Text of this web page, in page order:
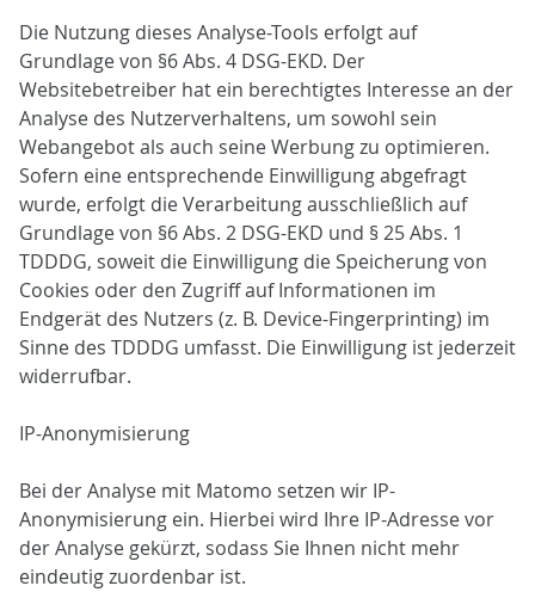
Die Nutzung dieses Analyse-Tools erfolgt auf
Grundlage von §6 Abs. 4 DSG-EKD. Der
Websitebetreiber hat ein berechtigtes Interesse an der
Analyse des Nutzerverhaltens, um sowohl sein
Webangebot als auch seine Werbung zu optimieren.
Sofern eine entsprechende Einwilligung abgefragt
wurde, erfolgt die Verarbeitung ausschließlich auf
Grundlage von §6 Abs. 2 DSG-EKD und § 25 Abs. 1
TDDDG, soweit die Einwilligung die Speicherung von
Cookies oder den Zugriff auf Informationen im
Endgerät des Nutzers (z. B. Device-Fingerprinting) im
Sinne des TDDDG umfasst. Die Einwilligung ist jederzeit
widerrufbar.
IP-Anonymisierung
Bei der Analyse mit Matomo setzen wir IP-
Anonymisierung ein. Hierbei wird Ihre IP-Adresse vor
der Analyse gekürzt, sodass Sie Ihnen nicht mehr
eindeutig zuordenbar ist.